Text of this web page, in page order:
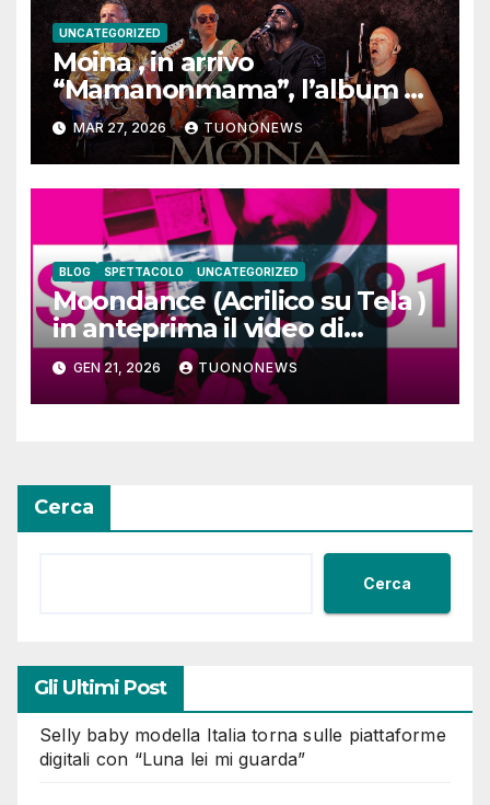
UNCATEGORIZED
Moina , in arrivo
“Mamanonmama”, l’album di
debutto per Ghost Record
MAR 27, 2026 TUONONEWS
BLOG SPETTACOLO UNCATEGORIZED
Moondance (Acrilico su Tela )
in anteprima il video di
SOLO1981
GEN 21, 2026 TUONONEWS
Cerca
Cerca
Gli Ultimi Post
Selly baby modella Italia torna sulle piattaforme
digitali con “Luna lei mi guarda”